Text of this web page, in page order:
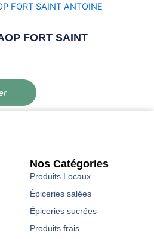
FORT SAINT
Nos Catégories
Produits Locaux
Épiceries salées
Épiceries sucrées
Produits frais